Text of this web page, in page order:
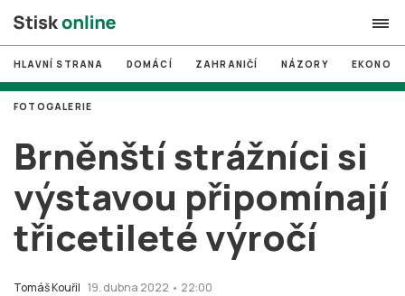
search
# MUNI
# Brno
# volby
login PŘIHLÁSIT SE
HLAVNÍ STRANA DOMÁCÍ ZAHRANIČÍ NÁZORY
Brněnští strážníci si
výstavou připomínají
třicetileté výročí
Tomáš Kouřil 19. dubna 2022 • 22:00
FOTOGALERIE